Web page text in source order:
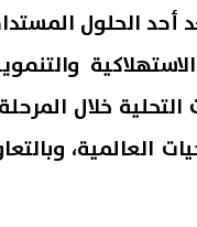
الحلول
خلال
العالمية،